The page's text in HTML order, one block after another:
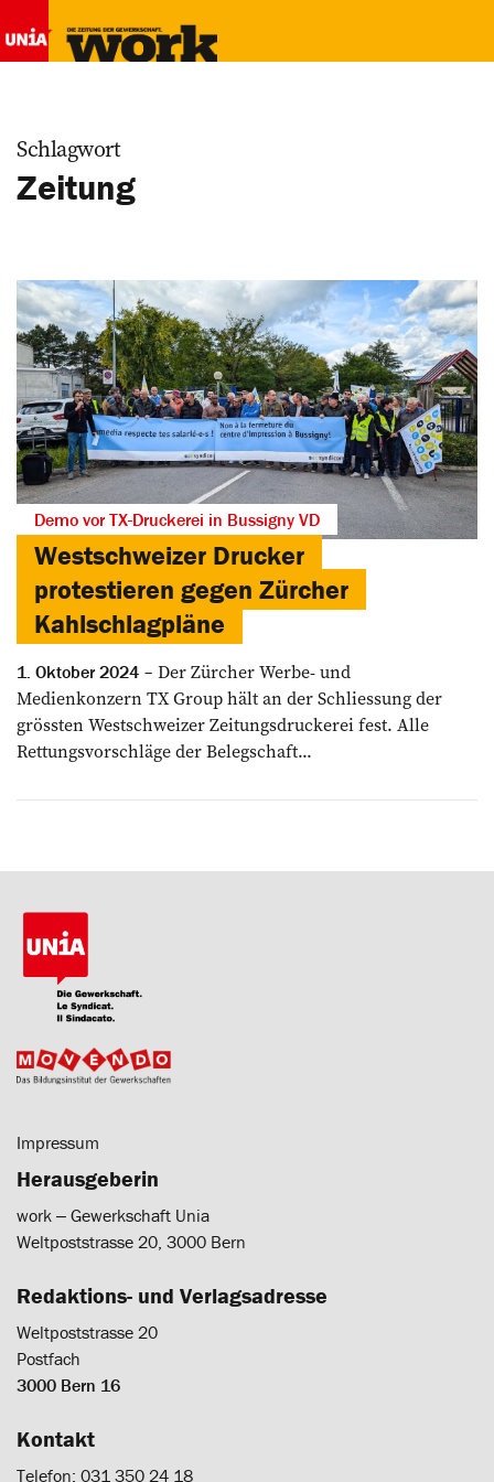
Schlagwort
Zeitung
Demo vor TX-Druckerei in Bussigny VD
Westschweizer Drucker
protestieren gegen Zürcher
Kahlschlagpläne
1. Oktober 2024
Der Zürcher Werbe- und
Medienkonzern TX Group hält an der Schliessung der
grössten Westschweizer Zeitungsdruckerei fest. Alle
Rettungsvorschläge der Belegschaft...
Impressum
Herausgeberin
work ‒ Gewerkschaft Unia
Weltpoststrasse 20, 3000 Bern
Redaktions- und Verlagsadresse
Weltpoststrasse 20
Postfach
3000 Bern 16
Kontakt
Telefon: 031 350 24 18